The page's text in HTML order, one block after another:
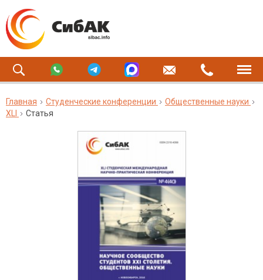
Главная Студенческие конференции
Общественные науки
XLI
Статья